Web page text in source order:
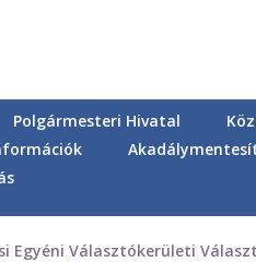
Polgármesteri Hivatal
Egyéni Választókerületi